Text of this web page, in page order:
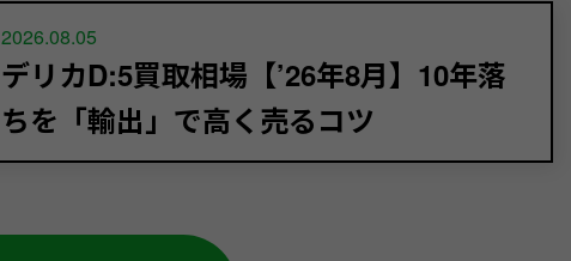
2026.08.05
デリカD:5買取相場【’26年8月】10年落
ちを「輸出」で高く売るコツ